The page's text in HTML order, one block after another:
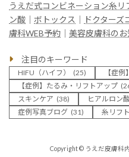
うえだ式コンビネーション糸リ
ン酸
ボトックス ドクターズ
膚科WEB予約
美容皮膚科のお
注目のキーワード
HIFU（ハイフ） (25) 【症
【症例】たるみ・リフトアップ
スキンケア (38) ヒアルロン
症例写真ブログ (31) 糸リフト
Copyright © うえだ皮膚科